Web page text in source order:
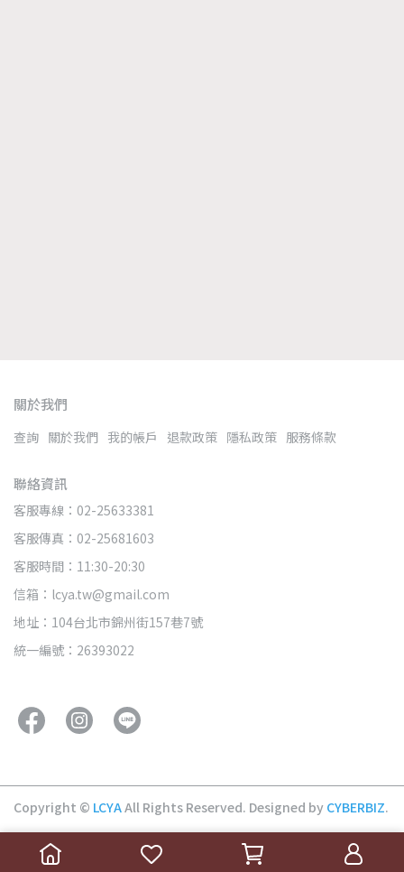
關於我們
查詢 關於我們 我的帳戶 退款政策 隱私政策 服務條款
聯絡資訊
客服專線：02-25633381
客服傳真：02-25681603
客服時間：11:30-20:30
信箱：lcya.tw@gmail.com
地址：104台北市錦州街157巷7號
統一編號：26393022
Copyright © LCYAAll Rights Reserved. Designed by CYBERBIZ.